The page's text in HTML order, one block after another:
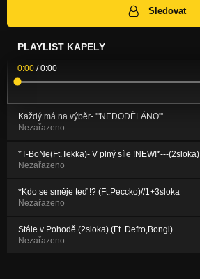
Sledovat
PLAYLIST KAPELY
0:00 /0:00
Každý má na výběr- '''NEDODĚLÁNO'''
Nezařazeno
*T-BoNe(Ft.Tekka)- V plný síle !NEW!*---(2sloka)
Nezařazeno
*Kdo se směje teď !? (Ft.Peccko)//1+3sloka
Nezařazeno
Stále v Pohodě (2sloka) (Ft. Defro,Bongi)
Nezařazeno